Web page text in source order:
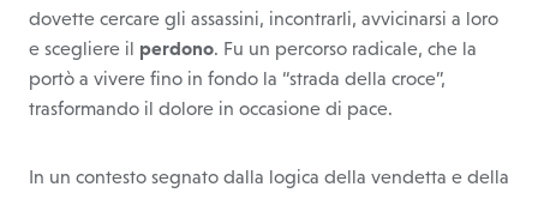
dovette cercare gli assassini, incontrarli, avvicinarsi a loro
e scegliere il perdono. Fu un percorso radicale, che la
portò a vivere fino in fondo la “strada della croce”,
trasformando il dolore in occasione di pace.
In un contesto segnato dalla logica della vendetta e della